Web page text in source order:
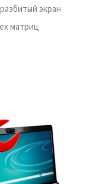
экран
матриц